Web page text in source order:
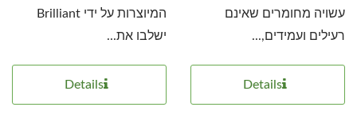
עשויה מחומרים שאינם
רעילים ועמידים,...
Details
המיוצרות על ידי Brilliant
ישלבו את...
Details